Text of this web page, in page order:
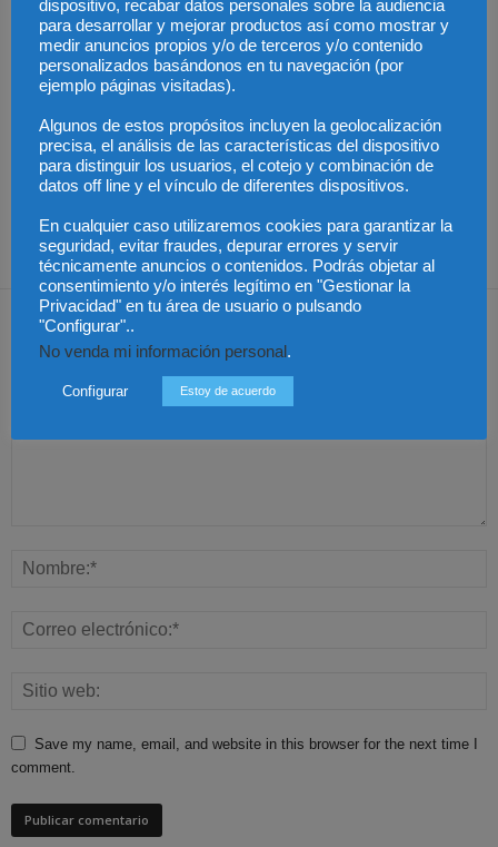
Especialización total:
por qué TBF Abogados
es el referente en
derecho laboral en
La Abogacía Catalana
alerta del riesgo de que
los cambios en las
plantillas judiciales
comprometan el
funcionamiento de la
Los trabajadores de
Groundforce en el
aeropuerto de
Barcelona inician
huelga indefinida:
¿pueden los pasajeros
compensación?
Dejar una respuesta
Save my name, email, and website in this browser for the next time I
comment.
dispositivo, recabar datos personales sobre la audiencia
para desarrollar y mejorar productos así como mostrar y
medir anuncios propios y/o de terceros y/o contenido
personalizados basándonos en tu navegación (por
ejemplo páginas visitadas).
Algunos de estos propósitos incluyen la geolocalización
precisa, el análisis de las características del dispositivo
para distinguir los usuarios, el cotejo y combinación de
datos off line y el vínculo de diferentes dispositivos.
En cualquier caso utilizaremos cookies para garantizar la
seguridad, evitar fraudes, depurar errores y servir
técnicamente anuncios o contenidos. Podrás objetar al
consentimiento y/o interés legítimo en "Gestionar la
Privacidad" en tu área de usuario o pulsando
"Configurar"..
No venda mi información personal.
Configurar Estoy de acuerdo